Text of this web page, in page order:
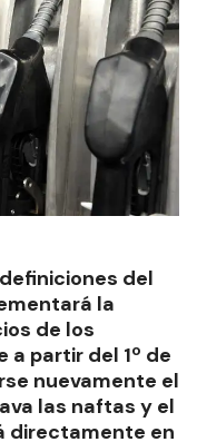
del
la
de los
partir del 1º de
nuevamente el
las naftas y el
directamente en